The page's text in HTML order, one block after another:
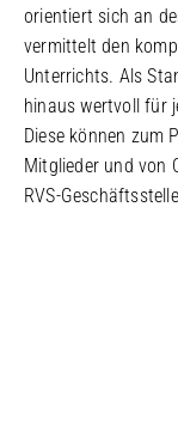
orientiert sich an
vermittelt den
Unterrichts. Als
hinaus wertvoll für
Diese können zum
Mitglieder und von
RVS-